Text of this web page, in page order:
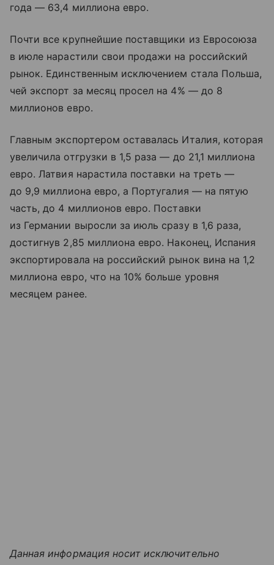
года — 63,4 миллиона евро.
Почти все крупнейшие поставщики из Евросоюза
в июле нарастили свои продажи на российский
рынок. Единственным исключением стала Польша,
чей экспорт за месяц просел на 4% — до 8
миллионов евро.
Главным экспортером оставалась Италия, которая
увеличила отгрузки в 1,5 раза — до 21,1 миллиона
евро. Латвия нарастила поставки на треть —
до 9,9 миллиона евро, а Португалия — на пятую
часть, до 4 миллионов евро. Поставки
из Германии выросли за июль сразу в 1,6 раза,
достигнув 2,85 миллиона евро. Наконец, Испания
экспортировала на российский рынок вина на 1,2
миллиона евро, что на 10% больше уровня
месяцем ранее.
Данная информация носит исключительно